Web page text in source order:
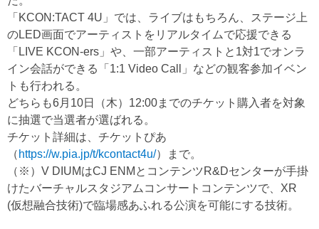
「KCON:TACT 4U」では、ライブはもちろん、ステージ上
のLED画面でアーティストをリアルタイムで応援できる
「LIVE KCON-ers」や、一部アーティストと1対1でオンラ
イン会話ができる「1:1 Video Call」などの観客参加イベン
トも行われる。
どちらも6月10日（木）12:00までのチケット購入者を対象
に抽選で当選者が選ばれる。
チケット詳細は、チケットぴあ
（ https://w.pia.jp/t/kcontact4u/）まで。
（※）V DIUMはCJ ENMとコンテンツR&Dセンターが手掛
けたバーチャルスタジアムコンサートコンテンツで、XR
(仮想融合技術)で臨場感あふれる公演を可能にする技術。